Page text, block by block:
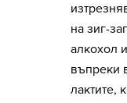
на зиг-
алкохол
въпреки
лактите,